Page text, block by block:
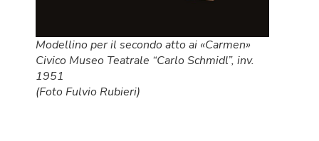
Modellino per il secondo atto ai «Carmen»
Civico Museo Teatrale “Carlo Schmidl”, inv.
1951
(Foto Fulvio Rubieri)